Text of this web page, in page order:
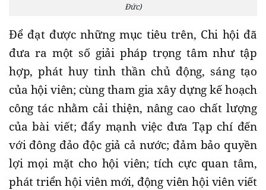
Đức)
Để đạt được những mục tiêu trên, Chi hội đã
đưa ra một số giải pháp trọng tâm như tập
hợp, phát huy tinh thần chủ động, sáng tạo
của hội viên; cùng tham gia xây dựng kế hoạch
công tác nhằm cải thiện, nâng cao chất lượng
của bài viết; đẩy mạnh việc đưa Tạp chí đến
với đông đảo độc giả cả nước; đảm bảo quyền
lợi mọi mặt cho hội viên; tích cực quan tâm,
phát triển hội viên mới, động viên hội viên viết